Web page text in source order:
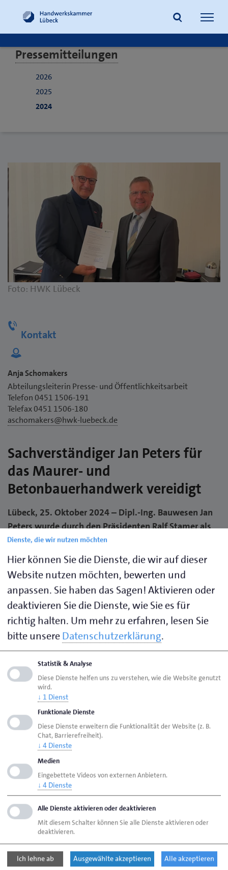
Pressemitteilungen
2026
2025
2024
Foto: HWK Lübeck
Kontakt
Anja Schomakers
Abteilungsleiterin Presse- und Öffentlichkeitsarbeit
Telefon 0451 1506-191
Telefax 0451 1506-180
aschomakers@hwk-luebeck.de
Sachverständiger Jan Peters für
das Maurer- und
Betonbauerhandwerk vereidigt
Lübeck, 25. Oktober 2024 – Dipl.-Ing. Bauwesen Jan
Peters wurde durch den Präsidenten Ralf Stamer als
Sachverständiger für das Maurer- und
Betonbauerhandwerk vereidigt.
“Durch die öffentliche Bestellung und Vereidigung
unserer Sachverständigen wird gewährleistet, dass
Auftraggebern und Kunden, den Rechtsuchenden und
Gerichten nur fachlich und persönlich geeignete
sowie zuverlässige Sachverständige zur Verfügung
stehen”, sagte Präsident Stamer anlässlich der
Für die Handwerkskammer gehört die Bestellung von
Sachverständigen zur Erstattung von Gutachten über
Waren, Leistungen und Preise von Handwerkern zu
den wichtigen hoheitlichen Aufgaben. Noch einmal
Präsident Stamer: “Ohne das Sachverständigenwesen
kann unser Wirtschaftsleben nicht funktionieren.
Streitfragen blieben unaufgeklärt und unauflösbar.
Das würde den Rechtsfrieden empfindlich stören”. Die
Bestellung und Vereidigung der Sachverständigen ist
das Ergebnis eines umfangreichen
Prüfungsverfahrens. Die Sachverständigen müssen
neben ihrer persönlichen Eignung, insbesondere ihre
besondere Sachkunde in einem eigenständigen
Prüfungsverfahren nachweisen. Hier arbeitet die
Dienste, die wir nutzen möchten
Hier können Sie die Dienste, die wir auf dieser
Website nutzen möchten, bewerten und
anpassen. Sie haben das Sagen! Aktivieren oder
deaktivieren Sie die Dienste, wie Sie es für
richtig halten. Um mehr zu erfahren, lesen Sie
bitte unsereDatenschutzerklärung.
Statistik & Analyse
Diese Dienste helfen uns zu verstehen, wie die Website genutzt
wird.
↓ 1 Dienst
Funktionale Dienste
Diese Dienste erweitern die Funktionalität der Website (z. B.
Chat, Barrierefreiheit).
↓ 4 Dienste
Medien
Eingebettete Videos von externen Anbietern.
↓ 4 Dienste
Alle Dienste aktivieren oder deaktivieren
Mit diesem Schalter können Sie alle Dienste aktivieren oder
deaktivieren.
Ich lehne ab Ausgewählte akzeptieren Alle akzeptieren